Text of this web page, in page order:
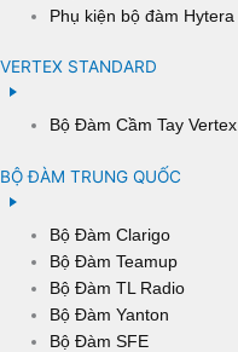
Phụ kiện bộ đàm Hytera
VERTEX STANDARD
Bộ Đàm Cầm Tay Vertex
BỘ ĐÀM TRUNG QUỐC
Bộ Đàm Clarigo
Bộ Đàm Teamup
Bộ Đàm TL Radio
Bộ Đàm Yanton
Bộ Đàm SFE